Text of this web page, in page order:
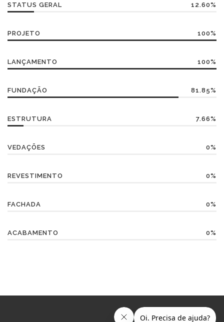
STATUS GERAL 12.60%
PROJETO 100%
LANÇAMENTO 100%
FUNDAÇÃO 81.85%
ESTRUTURA 7.66%
VEDAÇÕES 0%
REVESTIMENTO 0%
FACHADA 0%
ACABAMENTO 0%